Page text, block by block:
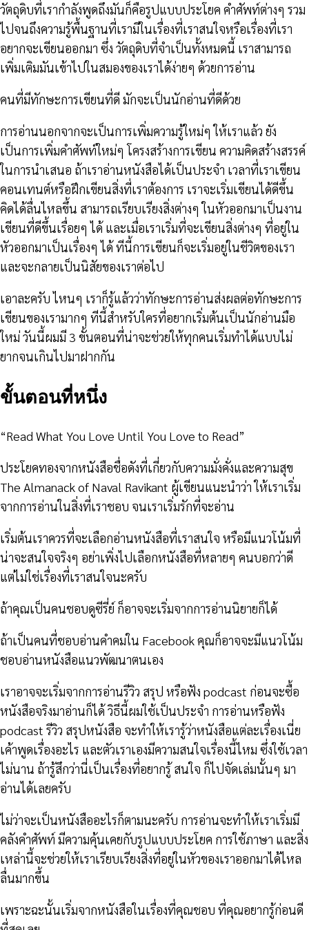
วัตถุดิบที่เรากำลังพูดถึงมันก็คือรูปแบบประโยค คำศัพท์ต่างๆ รวม
ไปจนถึงความรู้พื้นฐานที่เรามีในเรื่องที่เราสนใจหรือเรื่องที่เรา
อยากจะเขียนออกมา ซึ่ง วัตถุดิบที่จำเป็นทั้งหมดนี้ เราสามารถ
เพิ่มเติมมันเข้าไปในสมองของเราได้ง่ายๆ ด้วยการอ่าน
คนที่มีทักษะการเขียนที่ดี มักจะเป็นนักอ่านที่ดีด้วย
การอ่านนอกจากจะเป็นการเพิ่มความรู้ใหม่ๆ ให้เราแล้ว ยัง
เป็นการเพิ่มคำศัพท์ใหม่ๆ โครงสร้างการเขียน ความคิดสร้างสรรค์
ในการนำเสนอ ถ้าเราอ่านหนังสือได้เป็นประจำ เวลาที่เราเขียน
คอนเทนต์หรือฝึกเขียนสิ่งที่เราต้องการ เราจะเริ่มเขียนได้ดีขึ้น
คิดได้ลื่นไหลขึ้น สามารถเรียบเรียงสิ่งต่างๆ ในหัวออกมาเป็นงาน
เขียนที่ดีขึ้นเรื่อยๆ ได้ และเมื่อเราเริ่มที่จะเขียนสิ่งต่างๆ ที่อยู่ใน
หัวออกมาเป็นเรื่องๆ ได้ ทีนี้การเขียนก็จะเริ่มอยู่ในชีวิตของเรา
และจะกลายเป็นนิสัยของเราต่อไป
เอาละครับ ไหนๆ เราก็รู้แล้วว่าทักษะการอ่านส่งผลต่อทักษะการ
เขียนของเรามากๆ ทีนี้สำหรับใครที่อยากเริ่มต้นเป็นนักอ่านมือ
ใหม่ วันนี้ผมมี 3 ขั้นตอนที่น่าจะช่วยให้ทุกคนเริ่มทำได้แบบไม่
ยากจนเกินไปมาฝากกัน
ขั้นตอนที่หนึ่ง
“Read What You Love Until You Love to Read”
ประโยคทองจากหนังสือชื่อดังที่เกี่ยวกับความมั่งคั่งและความสุข
The Almanack of Naval Ravikant ผู้เขียนแนะนำว่า ให้เราเริ่ม
จากการอ่านในสิ่งที่เราชอบ จนเราเริ่มรักที่จะอ่าน
เริ่มต้นเราควรที่จะเลือกอ่านหนังสือที่เราสนใจ หรือมีแนวโน้มที่
น่าจะสนใจจริงๆ อย่าเพิ่งไปเลือกหนังสือที่หลายๆ คนบอกว่าดี
แต่ไม่ใช่เรื่องที่เราสนใจนะครับ
ถ้าคุณเป็นคนชอบดูซีรี่ย์ ก็อาจจะเริ่มจากการอ่านนิยายก็ได้
ถ้าเป็นคนที่ชอบอ่านคำคมใน Facebook คุณก็อาจจะมีแนวโน้ม
ชอบอ่านหนังสือแนวพัฒนาตนเอง
เราอาจจะเริ่มจากการอ่านรีวิว สรุป หรือฟัง podcast ก่อนจะซื้อ
หนังสือจริงมาอ่านก็ได้ วิธีนี้ผมใช้เป็นประจำ การอ่านหรือฟัง
podcast รีวิว สรุปหนังสือ จะทำให้เรารู้ว่าหนังสือแต่ละเรื่องเนี่ย
เค้าพูดเรื่องอะไร และตัวเราเองมีความสนใจเรื่องนี้ไหม ซึ่งใช้เวลา
ไม่นาน ถ้ารู้สึกว่านี่เป็นเรื่องที่อยากรู้ สนใจ ก็ไปจัดเล่มนั้นๆ มา
อ่านได้เลยครับ
ไม่ว่าจะเป็นหนังสืออะไรก็ตามนะครับ การอ่านจะทำให้เราเริ่มมี
คลังคำศัพท์ มีความคุ้นเคยกับรูปแบบประโยค การใช้ภาษา และสิ่ง
เหล่านี้จะช่วยให้เราเรียบเรียงสิ่งที่อยู่ในหัวของเราออกมาได้ไหล
ลื่นมากขึ้น
เพราะฉะนั้นเริ่มจากหนังสือในเรื่องที่คุณชอบ ที่คุณอยากรู้ก่อนดี